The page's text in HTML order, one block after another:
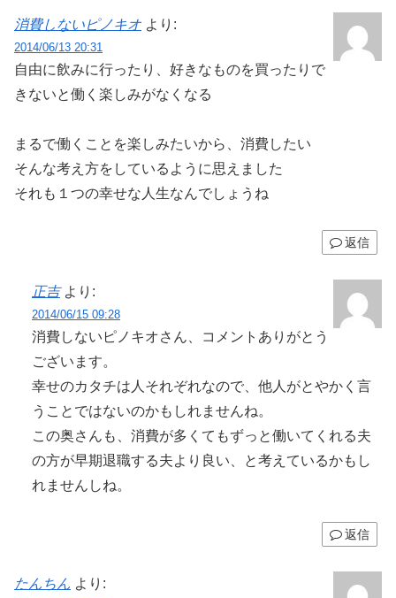
消費しないピノキオ より:
2014/06/13 20:31
自由に飲みに行ったり、好きなものを買ったりで
きないと働く楽しみがなくなる
まるで働くことを楽しみたいから、消費したい
そんな考え方をしているように思えました
それも１つの幸せな人生なんでしょうね
返信
正吉 より:
2014/06/15 09:28
消費しないピノキオさん、コメントありがとう
ございます。
幸せのカタチは人それぞれなので、他人がとやかく言
うことではないのかもしれませんね。
この奥さんも、消費が多くてもずっと働いてくれる夫
の方が早期退職する夫より良い、と考えているかもし
れませんしね。
返信
たんちん より: